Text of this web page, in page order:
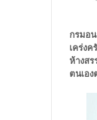
กรมอ
เคร่ง
ห้างส
ตนเอ